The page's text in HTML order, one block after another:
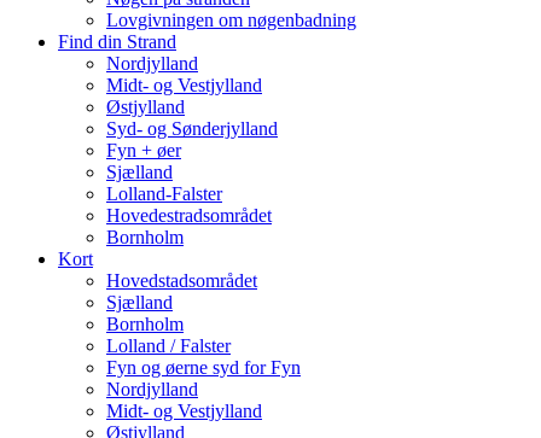
Lovgivningen om nøgenbadning
Find din Strand
Nordjylland
Midt- og Vestjylland
Østjylland
Syd- og Sønderjylland
Fyn + øer
Sjælland
Lolland-Falster
Hovedestradsområdet
Bornholm
Kort
Hovedstadsområdet
Sjælland
Bornholm
Lolland / Falster
Fyn og øerne syd for Fyn
Nordjylland
Midt- og Vestjylland
Østjylland